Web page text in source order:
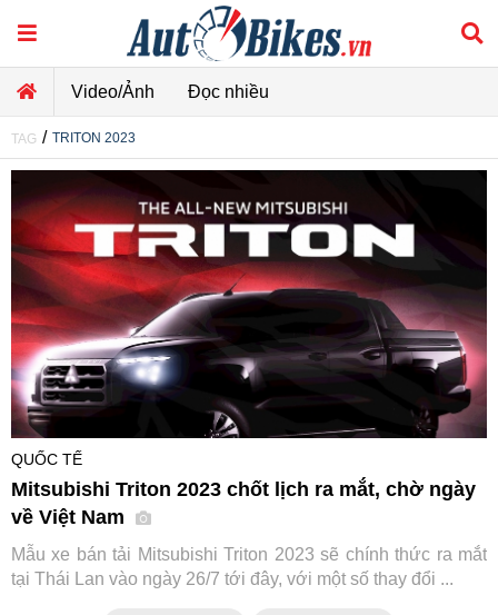
Video/Ảnh Đọc nhiều
TAG / TRITON 2023
QUỐC TẾ
Mitsubishi Triton 2023 chốt lịch ra mắt, chờ ngày
về Việt Nam
Mẫu xe bán tải Mitsubishi Triton 2023 sẽ chính thức ra mắt
tại Thái Lan vào ngày 26/7 tới đây, với một số thay đổi ...